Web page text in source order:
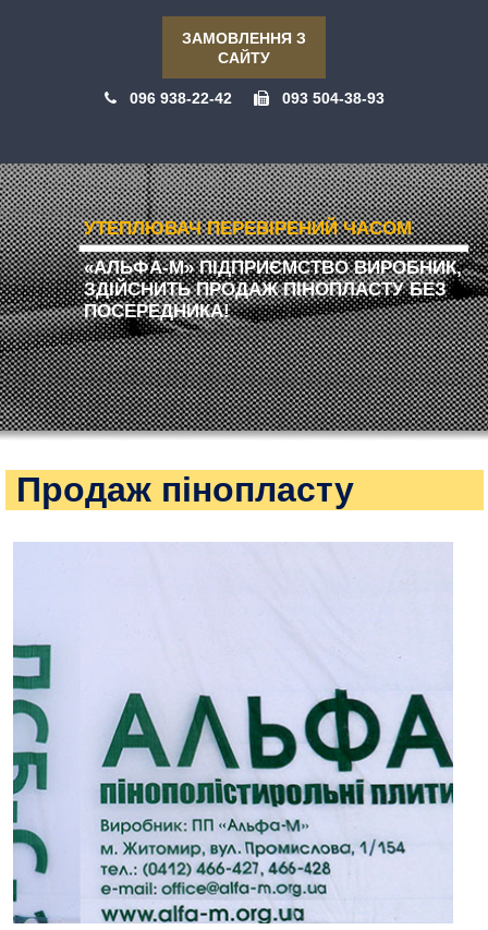
ЗАМОВЛЕННЯ З
САЙТУ
096 938-22-42 093 504-38-93
УТЕПЛЮВАЧ ПЕРЕВІРЕНИЙ ЧАСОМ
«АЛЬФА-М» ПІДПРИЄМСТВО ВИРОБНИК,
ЗДІЙСНИТЬ ПРОДАЖ ПІНОПЛАСТУ БЕЗ
ПОСЕРЕДНИКА!
Продаж пінопласту